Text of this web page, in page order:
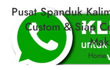
Pusat Spanduk
Custom & Siap
Home